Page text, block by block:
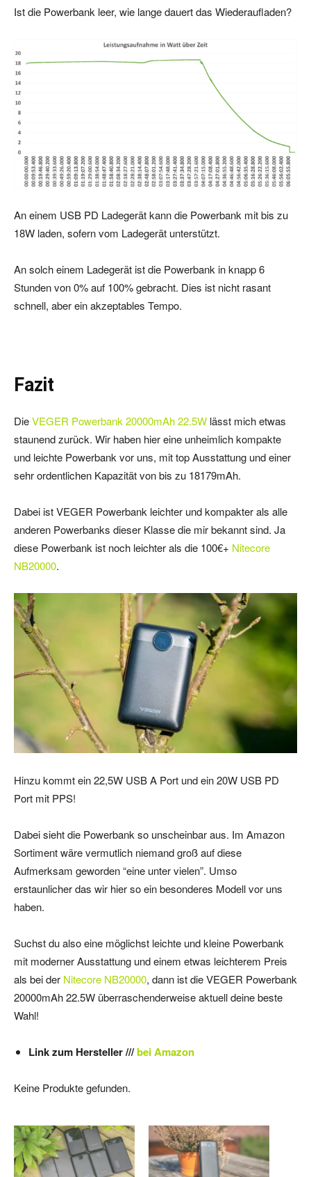
Ist die Powerbank leer, wie lange dauert das Wiederaufladen?
An einem USB PD Ladegerät kann die Powerbank mit bis zu
18W laden, sofern vom Ladegerät unterstützt.
An solch einem Ladegerät ist die Powerbank in knapp 6
Stunden von 0% auf 100% gebracht. Dies ist nicht rasant
schnell, aber ein akzeptables Tempo.
Fazit
DieVEGER Powerbank 20000mAh 22.5W lässt mich etwas
staunend zurück. Wir haben hier eine unheimlich kompakte
und leichte Powerbank vor uns, mit top Ausstattung und einer
sehr ordentlichen Kapazität von bis zu 18179mAh.
Dabei ist VEGER Powerbank leichter und kompakter als alle
anderen Powerbanks dieser Klasse die mir bekannt sind. Ja
diese Powerbank ist noch leichter als die 100€+ Nitecore
NB20000.
Hinzu kommt ein 22,5W USB A Port und ein 20W USB PD
Port mit PPS!
Dabei sieht die Powerbank so unscheinbar aus. Im Amazon
Sortiment wäre vermutlich niemand groß auf diese
Aufmerksam geworden “eine unter vielen”. Umso
erstaunlicher das wir hier so ein besonderes Modell vor uns
haben.
Suchst du also eine möglichst leichte und kleine Powerbank
mit moderner Ausstattung und einem etwas leichterem Preis
als bei der Nitecore NB20000, dann ist die VEGER Powerbank
20000mAh 22.5W überraschenderweise aktuell deine beste
Wahl!
Link zum Hersteller ///bei Amazon
Keine Produkte gefunden.